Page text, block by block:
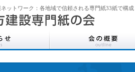
ットワーク：各地域で信頼される専門紙33紙で構成